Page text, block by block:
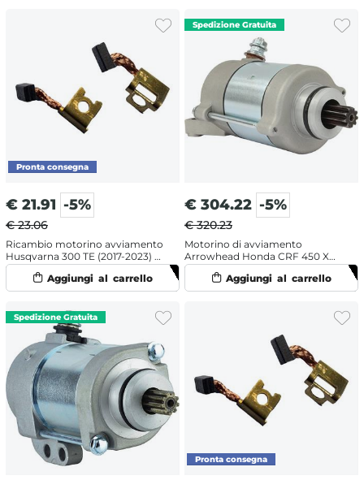
€ 21.91 -5%
€ 23.06
Ricambio motorino avviamento
Husqvarna 300 TE (2017-2023) -
Spazzole
€ 304.22 -5%
€ 320.23
Motorino di avviamento
Arrowhead Honda CRF 450 X
(2011-2017)